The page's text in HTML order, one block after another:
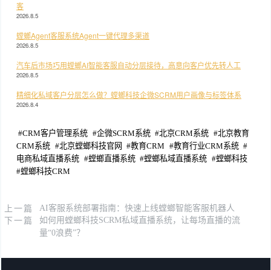
客
2026.8.5
螳螂Agent客服系统Agent一键代理多渠道
2026.8.5
汽车后市场巧用螳螂AI智能客服自动分层接待，高意向客户优先转人工
2026.8.5
精细化私域客户分层怎么做？螳螂科技企微SCRM用户画像与标签体系
2026.8.4
#CRM客户管理系统 #企微SCRM系统 #北京CRM系统 #北京教育
CRM系统 #北京螳螂科技官网 #教育CRM #教育行业CRM系统 #
电商私域直播系统 #螳螂直播系统 #螳螂私域直播系统 #螳螂科技
#螳螂科技CRM
上一篇 AI客服系统部署指南：快速上线螳螂智能客服机器人
下一篇
如何用螳螂科技SCRM私域直播系统，让每场直播的流
量“0浪费”？